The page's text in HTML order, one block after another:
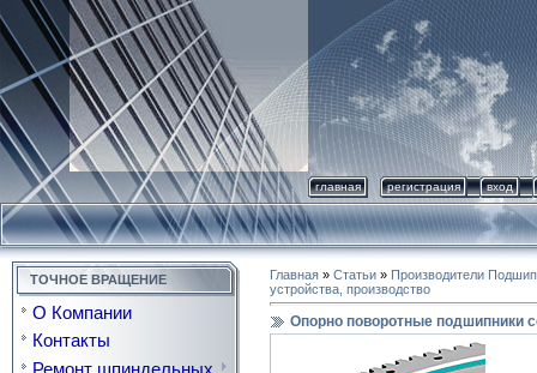
главная регистрация вход
ТОЧНОЕ ВРАЩЕНИЕ
О Компании
Контакты
Ремонт шпиндельных
Главная » Статьи » Производители
устройства, производство
Опорно поворотные подшипники